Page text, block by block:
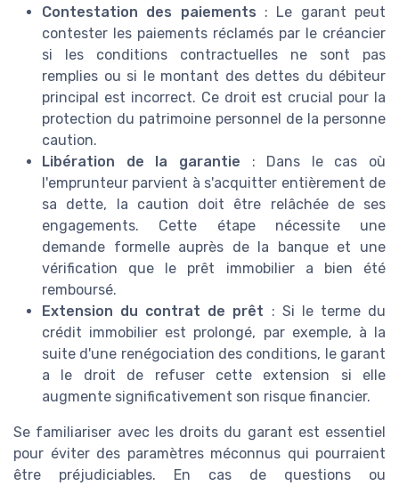
Contestation des paiements : Le garant peut
contester les paiements réclamés par le créancier
si les conditions contractuelles ne sont pas
remplies ou si le montant des dettes du débiteur
principal est incorrect. Ce droit est crucial pour la
protection du patrimoine personnel de la personne
caution.
Libération de la garantie : Dans le cas où
l'emprunteur parvient à s'acquitter entièrement de
sa dette, la caution doit être relâchée de ses
engagements. Cette étape nécessite une
demande formelle auprès de la banque et une
vérification que le prêt immobilier a bien été
remboursé.
Extension du contrat de prêt : Si le terme du
crédit immobilier est prolongé, par exemple, à la
suite d'une renégociation des conditions, le garant
a le droit de refuser cette extension si elle
augmente significativement son risque financier.
Se familiariser avec les droits du garant est essentiel
pour éviter des paramètres méconnus qui pourraient
être préjudiciables. En cas de questions ou